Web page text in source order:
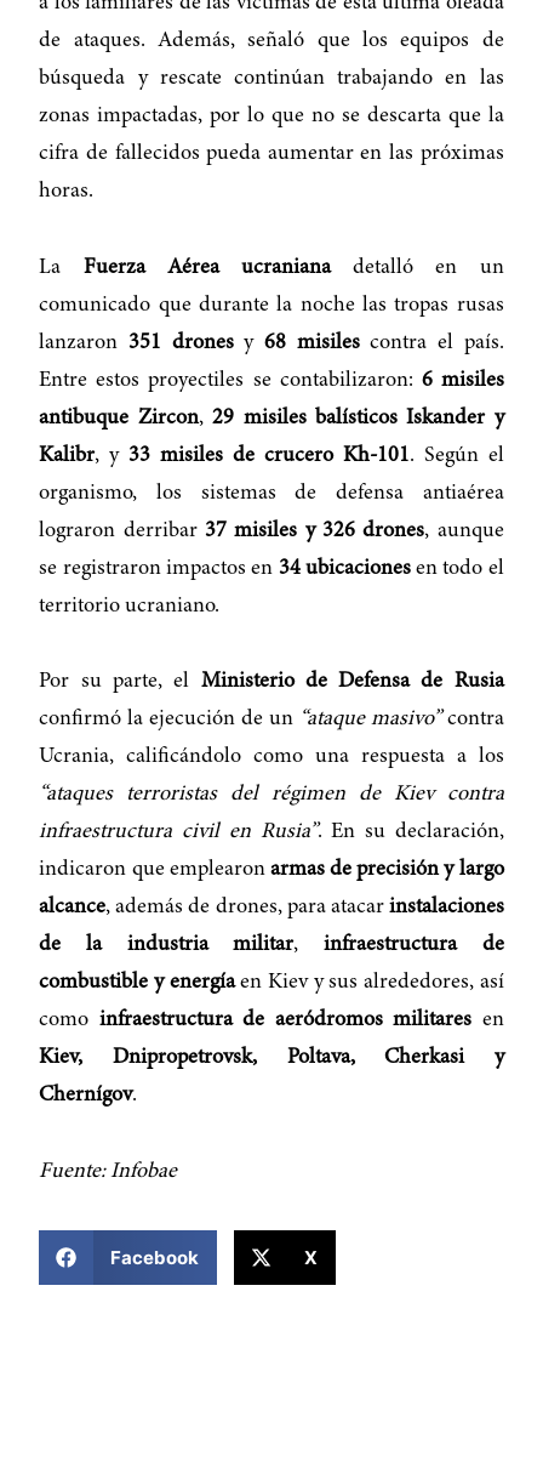
de ataques. Además, señaló que los equipos de
búsqueda y rescate continúan trabajando en las
zonas impactadas, por lo que no se descarta que la
cifra de fallecidos pueda aumentar en las próximas
horas.
La Fuerza Aérea ucranianadetalló en un
comunicado que durante la noche las tropas rusas
lanzaron351 dronesy68 misilescontra el país.
Entre estos proyectiles se contabilizaron: 6 misiles
antibuque Zircon,29 misiles balísticos Iskander y
Kalibr, y33 misiles de crucero Kh-101. Según el
organismo, los sistemas de defensa antiaérea
lograron derribar37 misiles y 326 drones, aunque
se registraron impactos en 34 ubicacionesen todo el
territorio ucraniano.
Por su parte, el Ministerio de Defensa de Rusia
confirmó la ejecución de un “ataque masivo”contra
Ucrania, calificándolo como una respuesta a los
“ataques terroristas del régimen de Kiev contra
infraestructura civil en Rusia”. En su declaración,
indicaron que emplearon armas de precisión y largo
alcance, además de drones, para atacar instalaciones
de la industria militar, infraestructura de
combustible y energíaen Kiev y sus alrededores, así
como infraestructura de aeródromos militares en
Kiev, Dnipropetrovsk, Poltava, Cherkasi y
Chernígov.
Fuente: Infobae
Facebook X